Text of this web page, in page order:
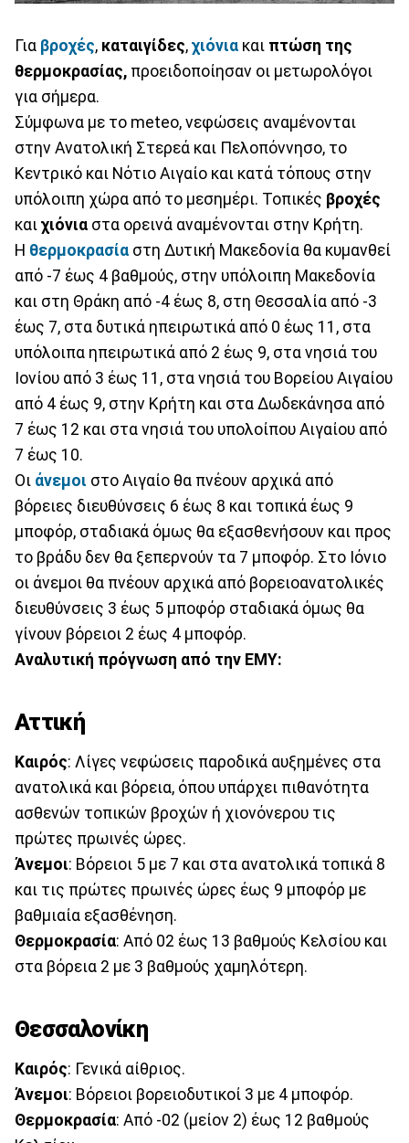
Για βροχές, καταιγίδες, χιόνια και πτώση της
θερμοκρασίας, προειδοποίησαν οι μετωρολόγοι
για σήμερα.
Σύμφωνα με το meteo, νεφώσεις αναμένονται
στην Ανατολική Στερεά και Πελοπόννησο, το
Κεντρικό και Νότιο Αιγαίο και κατά τόπους στην
υπόλοιπη χώρα από το μεσημέρι. Τοπικές βροχές
και χιόνια στα ορεινά αναμένονται στην Κρήτη.
Η θερμοκρασία στη Δυτική Μακεδονία θα κυμανθεί
από -7 έως 4 βαθμούς, στην υπόλοιπη Μακεδονία
και στη Θράκη από -4 έως 8, στη Θεσσαλία από -3
έως 7, στα δυτικά ηπειρωτικά από 0 έως 11, στα
υπόλοιπα ηπειρωτικά από 2 έως 9, στα νησιά του
Ιονίου από 3 έως 11, στα νησιά του Βορείου Αιγαίου
από 4 έως 9, στην Κρήτη και στα Δωδεκάνησα από
7 έως 12 και στα νησιά του υπολοίπου Αιγαίου από
7 έως 10.
Οι άνεμοι στο Αιγαίο θα πνέουν αρχικά από
βόρειες διευθύνσεις 6 έως 8 και τοπικά έως 9
μποφόρ, σταδιακά όμως θα εξασθενήσουν και προς
το βράδυ δεν θα ξεπερνούν τα 7 μποφόρ. Στο Ιόνιο
οι άνεμοι θα πνέουν αρχικά από βορειοανατολικές
διευθύνσεις 3 έως 5 μποφόρ σταδιακά όμως θα
γίνουν βόρειοι 2 έως 4 μποφόρ.
Αναλυτική πρόγνωση από την ΕΜΥ:
Αττική
Καιρός: Λίγες νεφώσεις παροδικά αυξημένες στα
ανατολικά και βόρεια, όπου υπάρχει πιθανότητα
ασθενών τοπικών βροχών ή χιονόνερου τις
πρώτες πρωινές ώρες.
Άνεμοι: Βόρειοι 5 με 7 και στα ανατολικά τοπικά 8
και τις πρώτες πρωινές ώρες έως 9 μποφόρ με
βαθμιαία εξασθένηση.
Θερμοκρασία: Από 02 έως 13 βαθμούς Κελσίου και
στα βόρεια 2 με 3 βαθμούς χαμηλότερη.
Θεσσαλονίκη
Καιρός: Γενικά αίθριος.
Άνεμοι: Βόρειοι βορειοδυτικοί 3 με 4 μποφόρ.
Θερμοκρασία: Από -02 (μείον 2) έως 12 βαθμούς